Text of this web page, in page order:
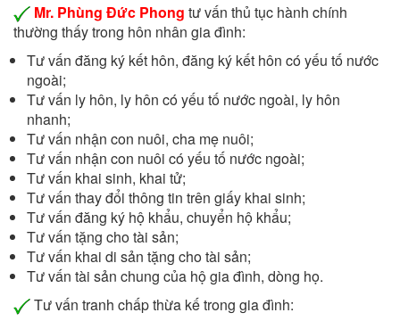
Mr. Phùng Đức Phong tư vấn thủ tục hành chính
thường thấy trong hôn nhân gia đình:
Tư vấn đăng ký kết hôn, đăng ký kết hôn có yếu tố nước
ngoài;
Tư vấn ly hôn, ly hôn có yếu tố nước ngoài, ly hôn
nhanh;
Tư vấn nhận con nuôi, cha mẹ nuôi;
Tư vấn nhận con nuôi có yếu tố nước ngoài;
Tư vấn khai sinh, khai tử;
Tư vấn thay đổi thông tin trên giấy khai sinh;
Tư vấn đăng ký hộ khẩu, chuyển hộ khẩu;
Tư vấn tặng cho tài sản;
Tư vấn khai di sản tặng cho tài sản;
Tư vấn tài sản chung của hộ gia đình, dòng họ.
Tư vấn tranh chấp thừa kế trong gia đình: